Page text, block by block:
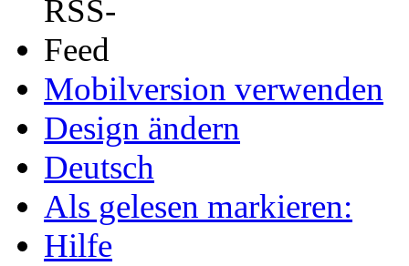
Mobilversion verwenden
Design ändern
Deutsch
Als gelesen markieren:
Hilfe